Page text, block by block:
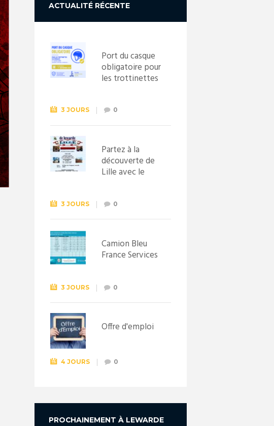
ACTUALITÉ RÉCENTE
Port du casque
obligatoire pour
les trottinettes
septembre
2026
3 JOURS 0
Partez à la
découverte de
Lille avec le
Lewarde, le 26
septembre !
3 JOURS 0
Camion Bleu
France Services
3 JOURS 0
Offre d'emploi
4 JOURS 0
PROCHAINEMENT À LEWARDE